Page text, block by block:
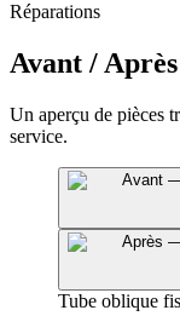
Réparations
Avant / Après
Un aperçu de pièces
service.
Tube oblique